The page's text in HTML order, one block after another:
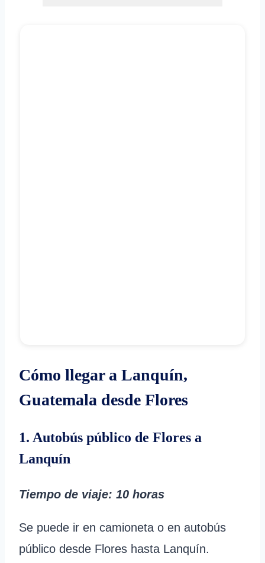
Cómo llegar a Lanquín,
Guatemala desde Flores
1. Autobús público de Flores a
Lanquín
Tiempo de viaje: 10 horas
Se puede ir en camioneta o en autobús
público desde Flores hasta Lanquín.